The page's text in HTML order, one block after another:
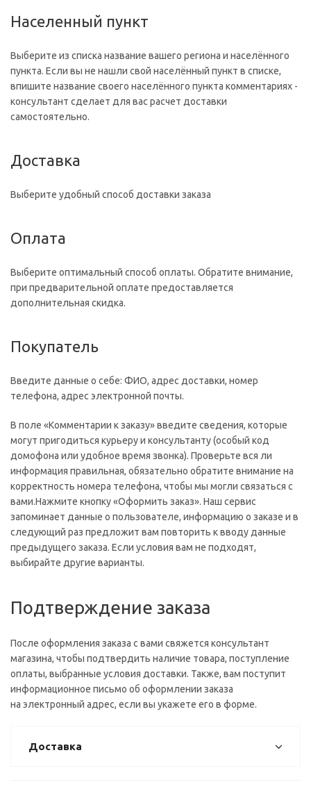
Населенный пункт
Выберите из списка название вашего региона и населённого
пункта. Если вы не нашли свой населённый пункт в списке,
впишите название своего населённого пункта комментариях -
консультант сделает для вас расчет доставки
самостоятельно.
Доставка
Выберите удобный способ доставки заказа
Оплата
Выберите оптимальный способ оплаты. Обратите внимание,
при предварительной оплате предоставляется
дополнительная скидка.
Покупатель
Введите данные о себе: ФИО, адрес доставки, номер
телефона, адрес электронной почты.
В поле «Комментарии к заказу» введите сведения, которые
могут пригодиться курьеру и консультанту (особый код
домофона или удобное время звонка). Проверьте вся ли
информация правильная, обязательно обратите внимание на
корректность номера телефона, чтобы мы могли связаться с
вами.Нажмите кнопку «Оформить заказ». Наш сервис
запоминает данные о пользователе, информацию о заказе и в
следующий раз предложит вам повторить к вводу данные
предыдущего заказа. Если условия вам не подходят,
выбирайте другие варианты.
Подтверждение заказа
После оформления заказа с вами свяжется консультант
магазина, чтобы подтвердить наличие товара, поступление
оплаты, выбранные условия доставки. Также, вам поступит
информационное письмо об оформлении заказа
на электронный адрес, если вы укажете его в форме.
Доставка